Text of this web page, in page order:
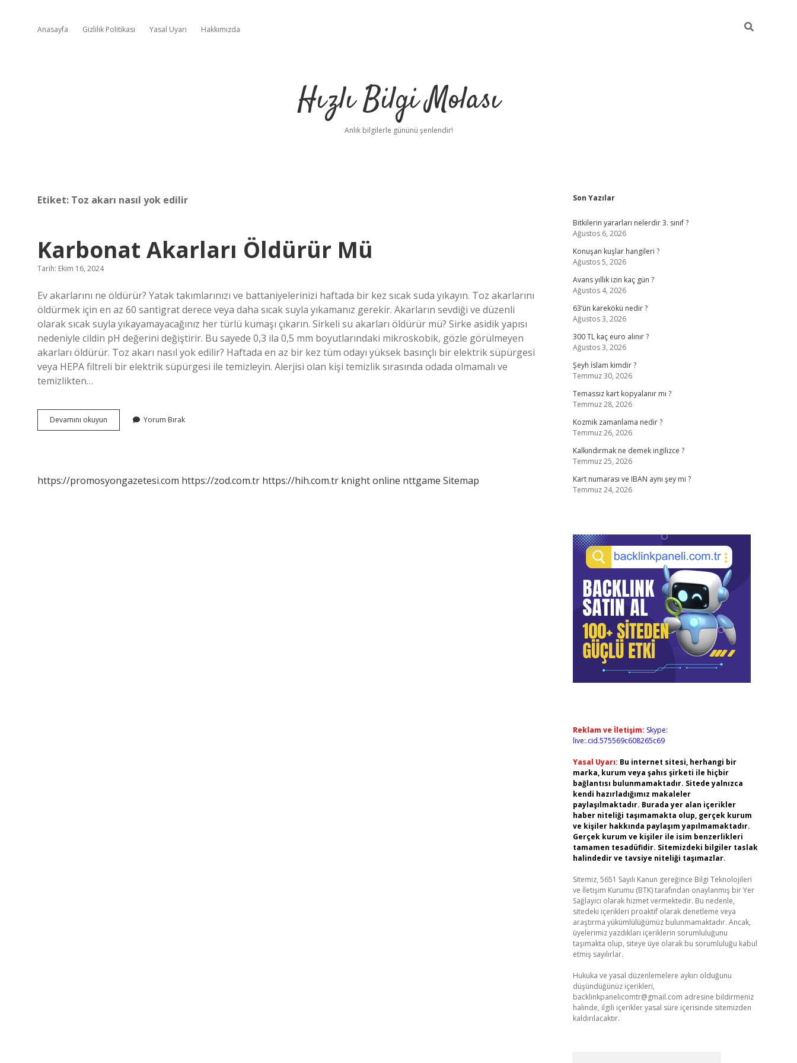
Anasayfa Gizlilik Politikası Yasal Uyarı Hakkımızda
Hızlı Bilgi Molası
Anlık bilgilerle gününü şenlendir!
Etiket: Toz akarı nasıl yok edilir
Karbonat Akarları Öldürür Mü
Tarih: Ekim 16, 2024
Ev akarlarını ne öldürür? Yatak takımlarınızı ve battaniyelerinizi haftada bir kez sıcak suda yıkayın. Toz akarlarını
öldürmek için en az 60 santigrat derece veya daha sıcak suyla yıkamanız gerekir. Akarların sevdiği ve düzenli
olarak sıcak suyla yıkayamayacağınız her türlü kumaşı çıkarın. Sirkeli su akarları öldürür mü? Sirke asidik yapısı
nedeniyle cildin pH değerini değiştirir. Bu sayede 0,3 ila 0,5 mm boyutlarındaki mikroskobik, gözle görülmeyen
akarları öldürür. Toz akarı nasıl yok edilir? Haftada en az bir kez tüm odayı yüksek basınçlı bir elektrik süpürgesi
veya HEPA filtreli bir elektrik süpürgesi ile temizleyin. Alerjisi olan kişi temizlik sırasında odada olmamalı ve
temizlikten…
Devamını okuyun Karbonat
Akarları
Yorum Bırak
https://promosyongazetesi.com https://zod.com.tr https://hih.com.tr knight online nttgame Sitemap
Sidebar
Son Yazılar
Bitkilerin yararları nelerdir 3. sınıf ?
Ağustos 6, 2026
Konuşan kuşlar hangileri ?
Ağustos 5, 2026
Avans yıllık izin kaç gün ?
Ağustos 4, 2026
63’ün karekökü nedir ?
Ağustos 3, 2026
300 TL kaç euro alınır ?
Ağustos 3, 2026
Şeyh İslam kimdir ?
Temmuz 30, 2026
Temassız kart kopyalanır mı ?
Temmuz 28, 2026
Kozmik zamanlama nedir ?
Temmuz 26, 2026
Kalkındırmak ne demek ingilizce ?
Temmuz 25, 2026
Kart numarası ve IBAN aynı şey mi ?
Temmuz 24, 2026
Reklam ve İletişim: Skype:
live:.cid.575569c608265c69
Yasal Uyarı: Bu internet sitesi, herhangi bir
marka, kurum veya şahıs şirketi ile hiçbir
bağlantısı bulunmamaktadır. Sitede yalnızca
kendi hazırladığımız makaleler
paylaşılmaktadır. Burada yer alan içerikler
haber niteliği taşımamakta olup, gerçek kurum
ve kişiler hakkında paylaşım yapılmamaktadır.
Gerçek kurum ve kişiler ile isim benzerlikleri
tamamen tesadüfidir. Sitemizdeki bilgiler taslak
halindedir ve tavsiye niteliği taşımazlar.
Sitemiz, 5651 Sayılı Kanun gereğince Bilgi Teknolojileri
ve İletişim Kurumu (BTK) tarafından onaylanmış bir Yer
Sağlayıcı olarak hizmet vermektedir. Bu nedenle,
sitedeki içerikleri proaktif olarak denetleme veya
araştırma yükümlülüğümüz bulunmamaktadır. Ancak,
üyelerimiz yazdıkları içeriklerin sorumluluğunu
taşımakta olup, siteye üye olarak bu sorumluluğu kabul
etmiş sayılırlar.
Hukuka ve yasal düzenlemelere aykırı olduğunu
düşündüğünüz içerikleri,
backlinkpanelicomtr@gmail.com adresine bildirmeniz
halinde, ilgili içerikler yasal süre içerisinde sitemizden
kaldırılacaktır.